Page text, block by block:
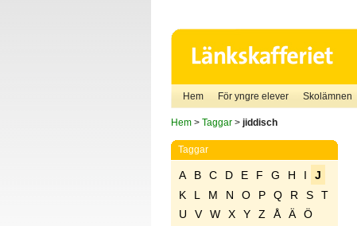
Hem För yngre elever Skolämnen
Hem> Taggar> jiddisch
Taggar
A B C D E F G H I
J
K
L M N O P Q R S
T
U
V W X Y Z Å Ä
Ö